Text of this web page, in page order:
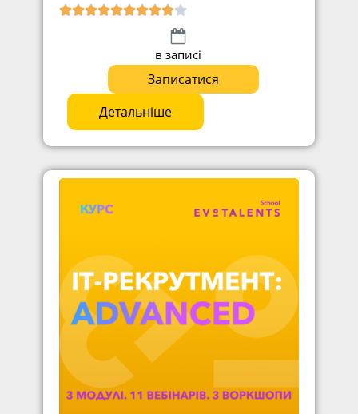
в записі
Записатися
Детальніше